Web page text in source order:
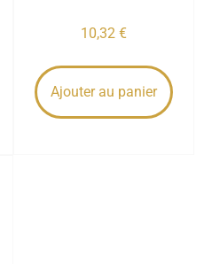
10,32 €
Ajouter au panier